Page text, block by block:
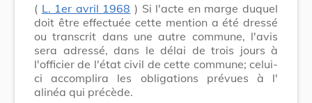
( L. 1er avril 1968 ) Si l'acte en marge duquel
doit être effectuée cette mention a été dressé
ou transcrit dans une autre commune, l'avis
sera adressé, dans le délai de trois jours à
l'officier de l'état civil de cette commune; celui-
ci accomplira les obligations prévues à l'
alinéa qui précède.